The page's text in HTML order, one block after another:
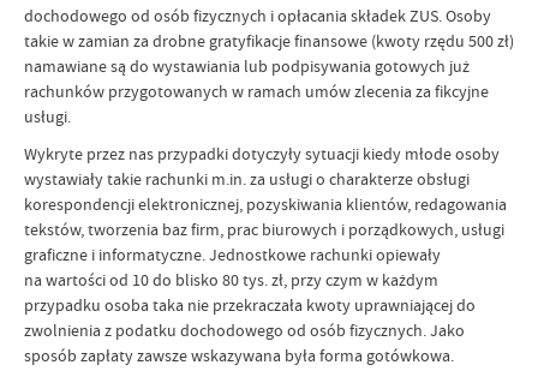
dochodowego od osób fizycznych i opłacania składek ZUS. Osoby
takie w zamian za drobne gratyfikacje finansowe (kwoty rzędu 500 zł)
namawiane są do wystawiania lub podpisywania gotowych już
rachunków przygotowanych w ramach umów zlecenia za fikcyjne
usługi.
Wykryte przez nas przypadki dotyczyły sytuacji kiedy młode osoby
wystawiały takie rachunki m.in. za usługi o charakterze obsługi
korespondencji elektronicznej, pozyskiwania klientów, redagowania
tekstów, tworzenia baz firm, prac biurowych i porządkowych, usługi
graficzne i informatyczne. Jednostkowe rachunki opiewały
na wartości od 10 do blisko 80 tys. zł, przy czym w każdym
przypadku osoba taka nie przekraczała kwoty uprawniającej do
zwolnienia z podatku dochodowego od osób fizycznych. Jako
sposób zapłaty zawsze wskazywana była forma gotówkowa.